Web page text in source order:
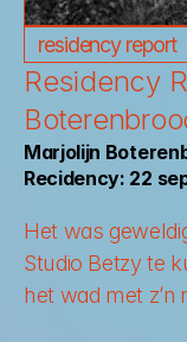
residency report
Residency
Marjolijn
Recidency: 22
Het was
Studio Betzy te
het wad met z’n